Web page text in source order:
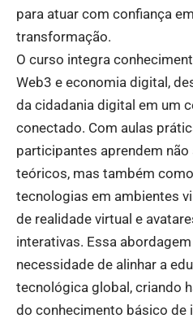
para atuar com confiança
transformação.
O curso integra
Web3 e economia digital,
da cidadania digital em um
conectado. Com aulas
participantes aprendem
teóricos, mas também
tecnologias em ambientes
de realidade virtual e
interativas. Essa
necessidade de alinhar a
tecnológica global, criando
do conhecimento básico de